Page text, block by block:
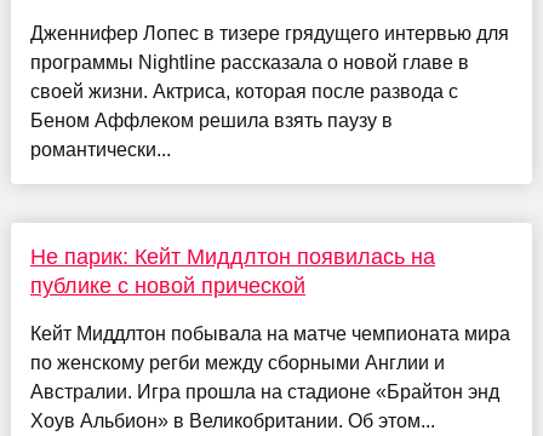
Дженнифер Лопес в тизере грядущего интервью для
программы Nightline рассказала о новой главе в
своей жизни. Актриса, которая после развода с
Беном Аффлеком решила взять паузу в
романтически...
Не парик: Кейт Миддлтон появилась на
публике с новой прической
Кейт Миддлтон побывала на матче чемпионата мира
по женскому регби между сборными Англии и
Австралии. Игра прошла на стадионе «Брайтон энд
Хоув Альбион» в Великобритании. Об этом...